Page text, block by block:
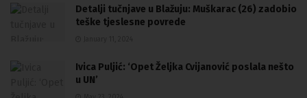
Detalji tučnjave u Blažuju: Muškarac (26) zadobio
teške tjeslesne povrede
Ivica Puljić: ‘Opet Željka Cvijanović poslala nešto
u UN’